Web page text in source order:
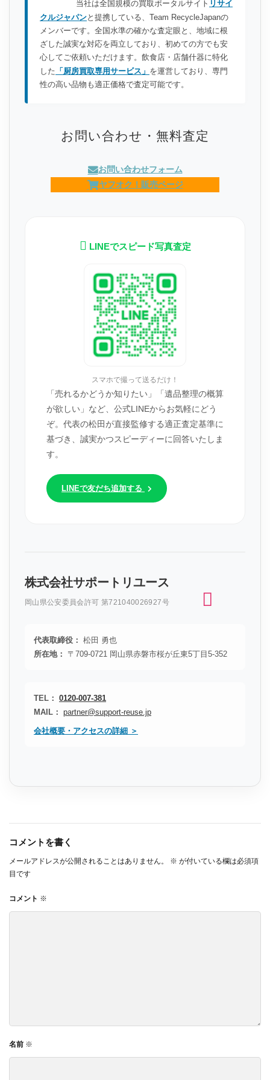
当社は全国規模の買取ポータルサイト リサイ
クルジャパンと提携している、Team RecycleJapanの
メンバーです。全国水準の確かな査定眼と、地域に根
ざした誠実な対応を両立しており、初めての方でも安
心してご依頼いただけます。飲食店・店舗什器に特化
した 「厨房買取専用サービス」 を運営しており、専門
性の高い品物も適正価格で査定可能です。
お問い合わせ・無料査定
お問い合わせフォーム
ヤフオク！販売ページ
LINEでスピード写真査定
スマホで撮って送るだけ！
「売れるかどうか知りたい」「遺品整理の概算
が欲しい」など、公式LINEからお気軽にどう
ぞ。代表の松田が直接監修する適正査定基準に
基づき、誠実かつスピーディーに回答いたしま
す。
LINEで友だち追加する
株式会社サポートリユース
岡山県公安委員会許可 第721040026927号
代表取締役： 松田 勇也
所在地：
〒709-0721 岡山県赤磐市桜が丘東5丁目5-352
TEL： 0120-007-381
MAIL： partner@support-reuse.jp
会社概要・アクセスの詳細 ＞
コメントを書く
メールアドレスが公開されることはありません。 ※ が付いている欄は必須項
目です
コメント ※
名前 ※